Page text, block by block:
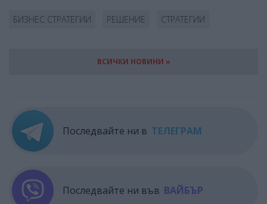
БИЗНЕС СТРАТЕГИИ РЕШЕНИЕ СТРАТЕГИИ
ВСИЧКИ НОВИНИ »
Последвайте ни в ТЕЛЕГРАМ
Последвайте ни във ВАЙБЪР